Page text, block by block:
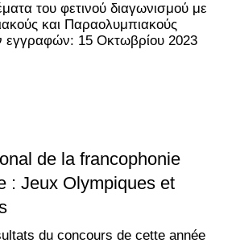
του φετινού διαγωνισμού με
και Παραολυμπιακούς
εγγραφών: 15 Οκτωβρίου 2023
de la francophonie
: Jeux Olympiques et
du concours de cette année